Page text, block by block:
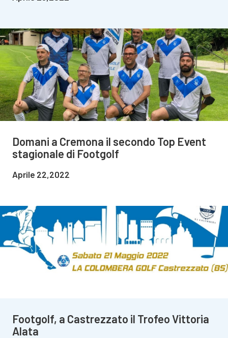
Domani a Cremona il secondo Top Event
stagionale di Footgolf
Aprile 22,2022
Footgolf, a Castrezzato il Trofeo Vittoria
Alata